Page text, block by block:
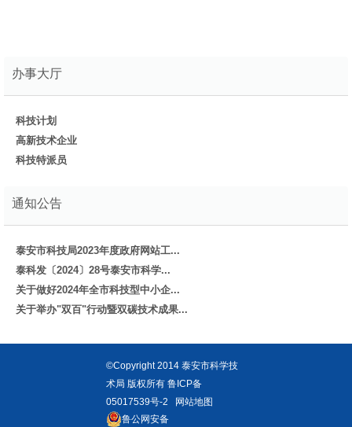
办事大厅
科技计划
高新技术企业
科技特派员
通知公告
泰安市科技局2023年度政府网站工...
泰科发〔2024〕28号泰安市科学...
关于做好2024年全市科技型中小企...
关于举办"双百"行动暨双碳技术成果...
©Copyright 2014 泰安市科学技
术局 版权所有鲁ICP备
05017539号-2
网站地图
鲁公网安备